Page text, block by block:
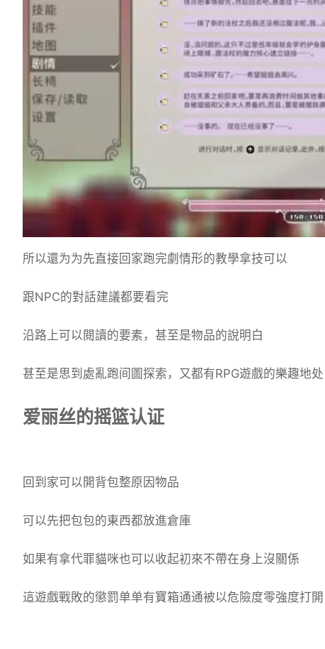
所以還为为先直接回家跑完劇情形的教學拿技可以
跟NPC的對話建議都要看完
沿路上可以閱讀的要素，甚至是物品的說明白
甚至是思到處亂跑间圖探索，又都有RPG遊戲的樂趣地处
爱丽丝的摇篮认证
回到家可以開背包整原因物品
可以先把包包的東西都放進倉庫
如果有拿代罪貓咪也可以收起初來不帶在身上沒關係
這遊戲戰敗的懲罰单单有寶箱通通被以危險度零強度打開